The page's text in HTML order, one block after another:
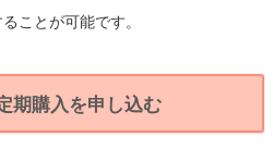
ことが可能です。
期購入を申し込む